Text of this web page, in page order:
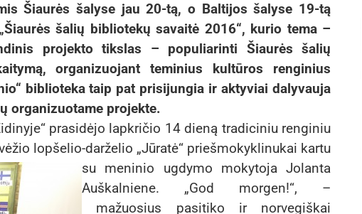
Šiaurės šalyse jau 20-tą, o Baltijos šalyse 19-tą
šalių bibliotekų savaitė 2016“, kurio tema –
projekto tikslas – populiarinti Šiaurės šalių
organizuojant teminius kultūros renginius
biblioteka taip pat prisijungia ir aktyviai dalyvauja
organizuotame projekte.
prasidėjo lapkričio 14 dieną tradiciniu renginiu
lopšelio-darželio „Jūratė“ priešmokyklinukai kartu
su meninio ugdymo mokytoja Jolanta
Auškalniene. „God morgen!“, –
mažuosius pasitiko ir norvegiškai